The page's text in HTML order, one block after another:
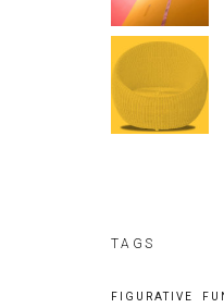
TAGS
FIGURATIVE